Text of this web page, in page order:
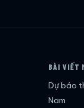
BÀI VIẾT
Dự báo
Nam